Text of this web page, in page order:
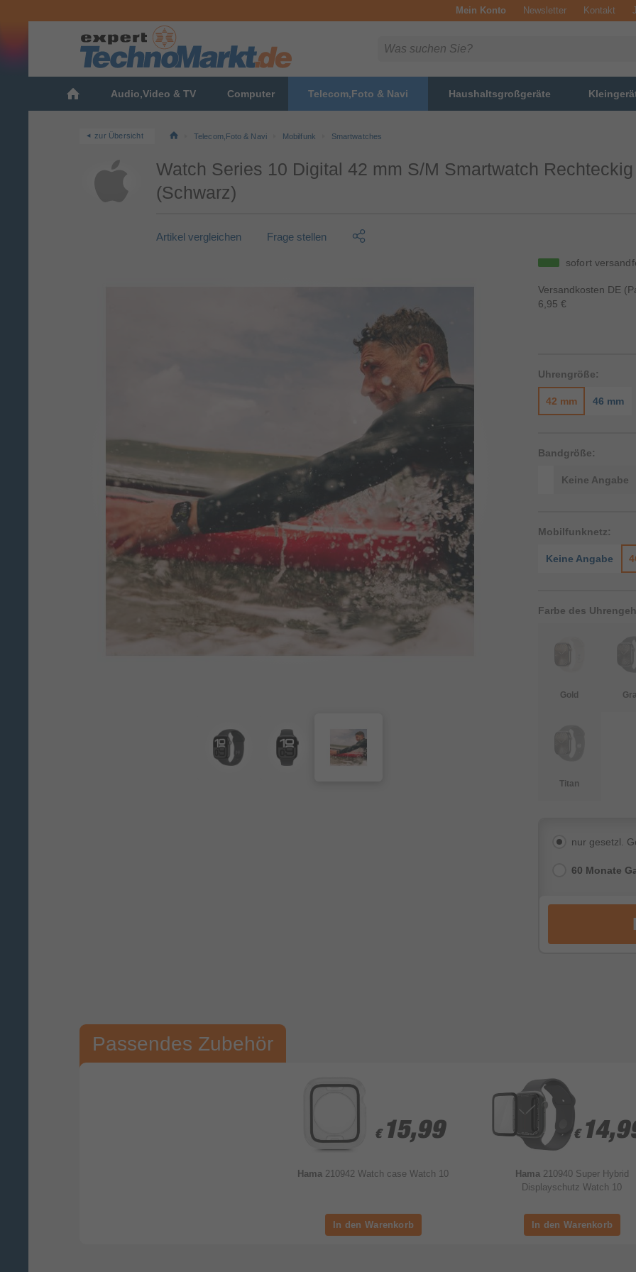
Mein Konto Newsletter Kontakt
Audio,Video & TV Computer Telecom,Foto & Navi Haushaltsgroßgeräte
zur Übersicht Telecom,Foto & Navi Mobilfunk Smartwatches
Watch Series 10 Digital 42 mm S/M Smartwatch
(Schwarz)
Artikel vergleichen Frage stellen
sofort
Versandkosten DE
6,95 €
Uhrengröße:
42 mm 46 mm
Bandgröße:
Keine Angabe
Mobilfunknetz:
Keine Angabe
Farbe des
Gold
Titan
nur gesetzl.
60 Monate
Passendes Zubehör
€ 15,99
€ 15,99
Hama 210942 Watch case Watch 10
€
€
Hama 210940 Super Hybrid
Displayschutz Watch 10